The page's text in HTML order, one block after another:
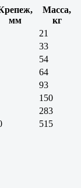
мм
Масса,
кг
21
33
54
64
93
150
283
515